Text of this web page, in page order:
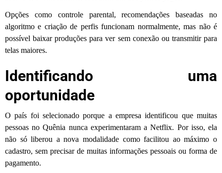
Opções como controle parental, recomendações baseadas no
algoritmo e criação de perfis funcionam normalmente, mas não é
possível baixar produções para ver sem conexão ou transmitir para
telas maiores.
Identificando uma
oportunidade
O país foi selecionado porque a empresa identificou que muitas
pessoas no Quênia nunca experimentaram a Netflix. Por isso, ela
não só liberou a nova modalidade como facilitou ao máximo o
cadastro, sem precisar de muitas informações pessoais ou forma de
pagamento.